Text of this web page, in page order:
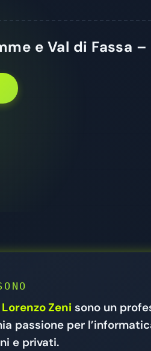
e Val di Fassa
Lorenzo Zeni sono un
passione per
e privati.